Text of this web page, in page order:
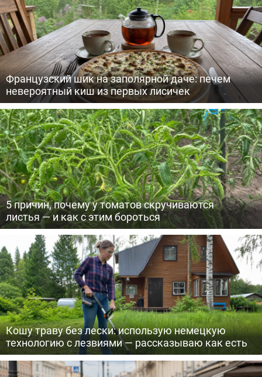
Французский шик на заполярной даче: печем
невероятный киш из первых лисичек
5 причин, почему у томатов скручиваются
листья — и как с этим бороться
Кошу траву без лески: использую немецкую
технологию с лезвиями — рассказываю как есть